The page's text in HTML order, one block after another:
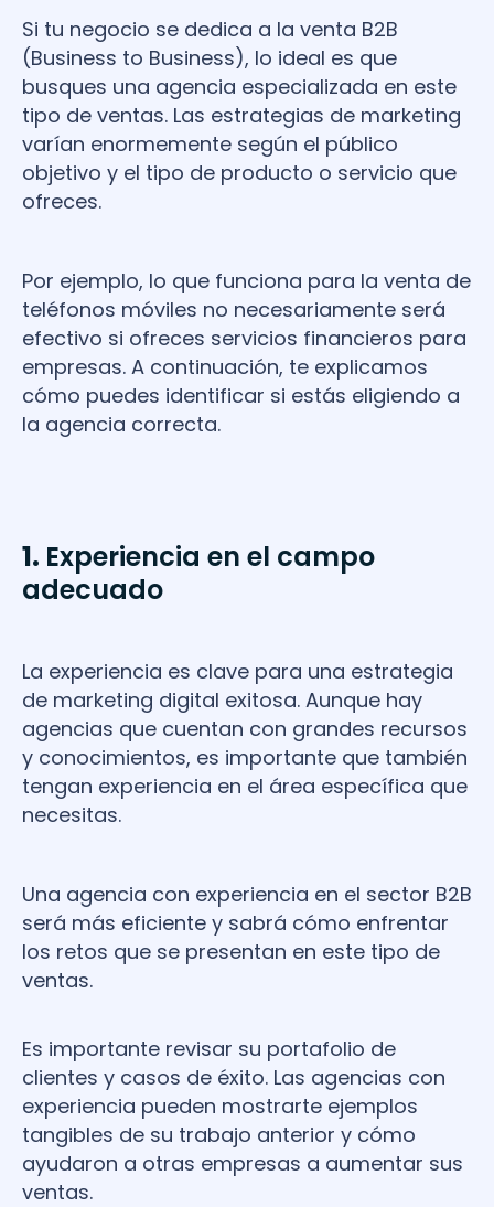
Si tu negocio se dedica a la venta B2B
(Business to Business), lo ideal es que
busques una agencia especializada en este
tipo de ventas. Las estrategias de marketing
varían enormemente según el público
objetivo y el tipo de producto o servicio que
ofreces.
Por ejemplo, lo que funciona para la venta de
teléfonos móviles no necesariamente será
efectivo si ofreces servicios financieros para
empresas. A continuación, te explicamos
cómo puedes identificar si estás eligiendo a
la agencia correcta.
1. Experiencia en el campo
adecuado
La experiencia es clave para una estrategia
de marketing digital exitosa. Aunque hay
agencias que cuentan con grandes recursos
y conocimientos, es importante que también
tengan experiencia en el área específica que
necesitas.
Una agencia con experiencia en el sector B2B
será más eficiente y sabrá cómo enfrentar
los retos que se presentan en este tipo de
ventas.
Es importante revisar su portafolio de
clientes y casos de éxito. Las agencias con
experiencia pueden mostrarte ejemplos
tangibles de su trabajo anterior y cómo
ayudaron a otras empresas a aumentar sus
ventas.